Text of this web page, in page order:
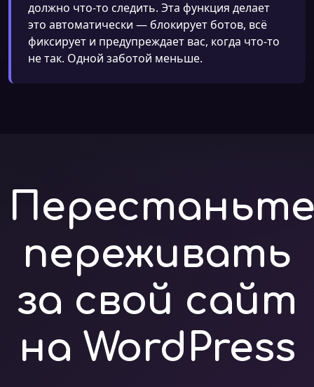
должно что-то следить. Эта функция делает
это автоматически — блокирует ботов, всё
фиксирует и предупреждает вас, когда что-то
не так. Одной заботой меньше.
переживать
за свой сайт
на WordPress